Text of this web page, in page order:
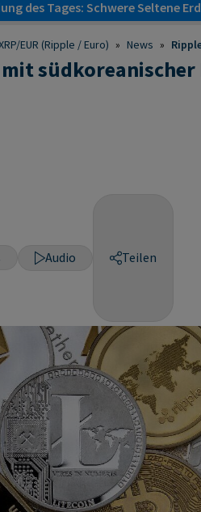
des Tages: Schwere Seltene
EUR (Ripple / Euro) » News »
südkoreanischer
Audio Teilen